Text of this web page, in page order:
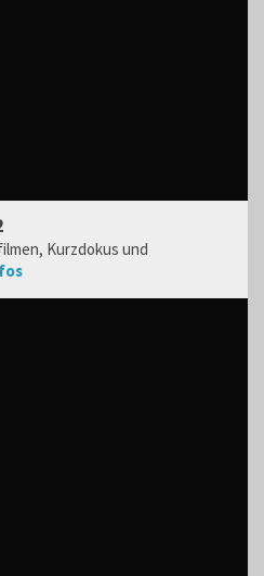
Kurzdokus und